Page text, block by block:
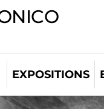
EXPOSITIONS